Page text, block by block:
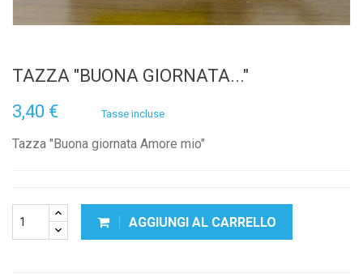
TAZZA "BUONA GIORNATA..."
3,40 €
Tasse incluse
Tazza "Buona giornata Amore mio"
AGGIUNGI AL CARRELLO